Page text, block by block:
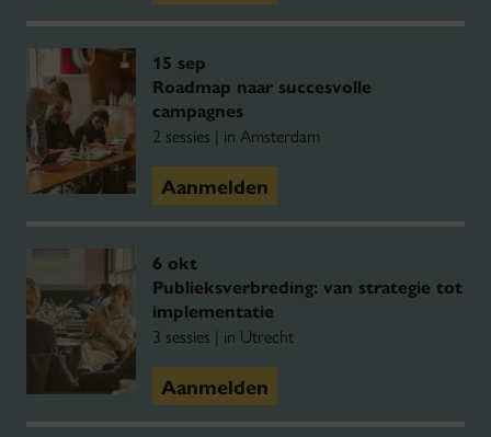
15 sep
Roadmap naar succesvolle
campagnes
2 sessies | in Amsterdam
Aanmelden
6 okt
Publieksverbreding: van strategie tot
implementatie
3 sessies | in Utrecht
Aanmelden